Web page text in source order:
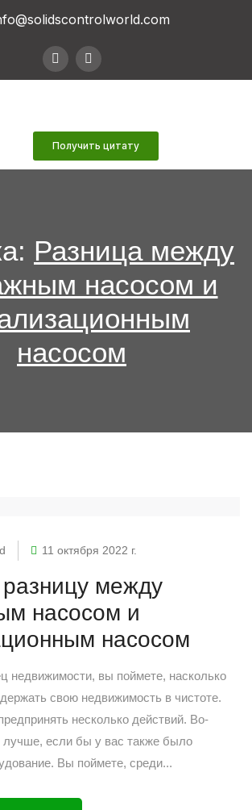
Получить цитату
Разница между
насосом и
насосом
11 октября 2022 г.
между
насосом и
насосом
недвижимости, вы поймете, насколько
свою недвижимость в чистоте.
несколько действий. Во-
если бы у вас также было
Вы поймете, среди...